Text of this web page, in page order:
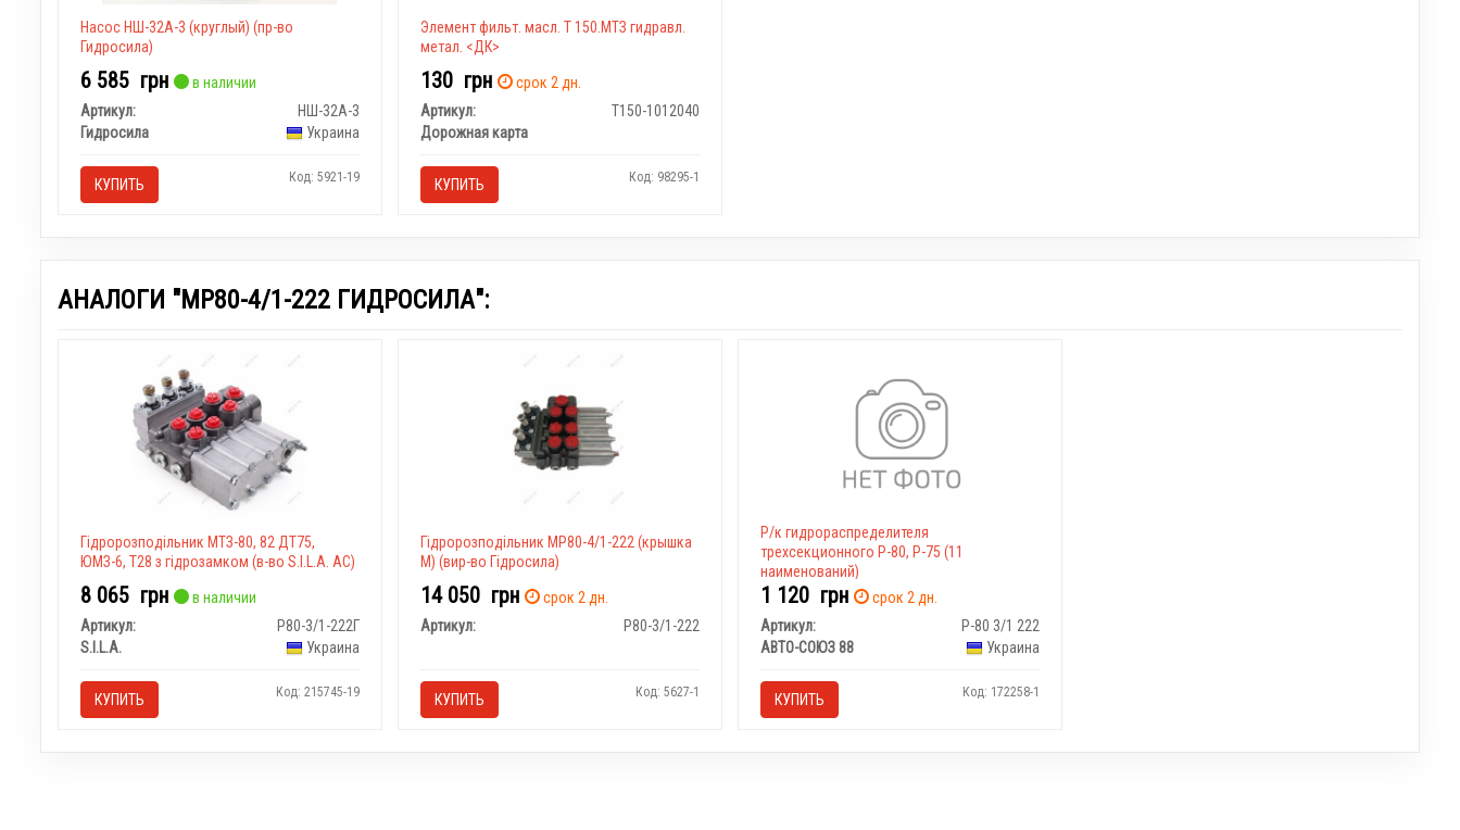
Насос НШ-32А-3 (круглый) (пр-во
Гидросила)
6 585 грн
в наличии
Артикул:
НШ-32А-3
Гидросила
Украина
КУПИТЬ Код: 5921-19
Элемент фильт. масл. Т 150.МТЗ гидравл.
метал. <ДК>
130 грн
срок 2 дн.
Артикул:
Т150-1012040
Дорожная карта
КУПИТЬ Код: 98295-1
АНАЛОГИ "МР80-4/1-222 ГИДРОСИЛА":
Гідророзподільник МТЗ-80, 82 ДТ75,
ЮМЗ-6, Т28 з гідрозамком (в-во S.I.L.A. AC)
8 065 грн
в наличии
Артикул:
Р80-3/1-222Г
S.I.L.A.
Украина
КУПИТЬ Код: 215745-19
Гідророзподільник МР80-4/1-222 (крышка
М) (вир-во Гідросила)
14 050 грн
срок 2 дн.
Артикул:
Р80-3/1-222
КУПИТЬ Код: 5627-1
Р/к гидрораспределителя
трехсекционного Р-80, Р-75 (11
наименований)
1 120 грн
срок 2 дн.
Артикул:
Р-80 3/1 222
АВТО-СОЮЗ 88
Украина
КУПИТЬ Код: 172258-1